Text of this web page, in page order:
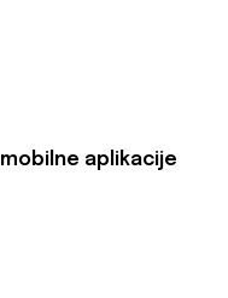
mobilne aplikacije